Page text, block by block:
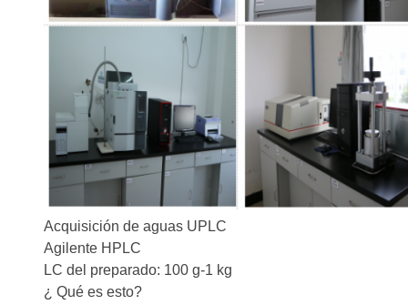
Acquisición de aguas UPLC
Agilente HPLC
LC del preparado: 100 g-1 kg
¿ Qué es esto?